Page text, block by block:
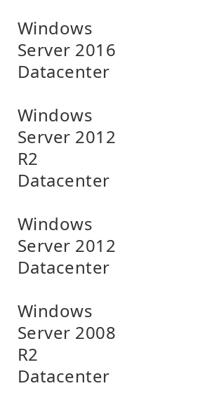
Windows
Server 2016
Datacenter
Windows
Server 2012
R2
Datacenter
Windows
Server 2012
Datacenter
Windows
Server 2008
R2
Datacenter